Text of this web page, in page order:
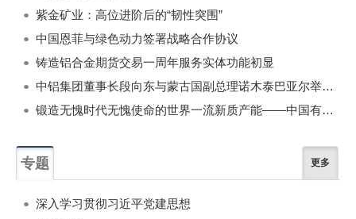
紫金矿业：高位进阶后的“韧性突围”
中国恩菲与绿色动力签署战略合作协议
铸造铝合金期货交易一周年服务实体功能初显
中铝集团董事长段向东与蒙古国副总理诺木泰巴亚尔举行会谈
锻造无愧时代无愧使命的世界一流新质产能——中国有色金属工业的战略应对与破局之道（二）
专题 更多
深入学习贯彻习近平党建思想